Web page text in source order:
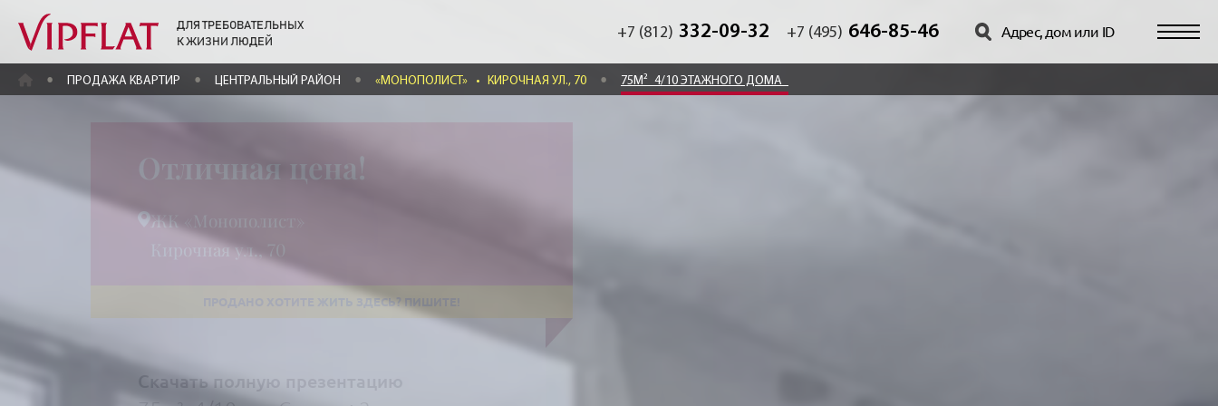
ДЛЯ ТРЕБОВАТЕЛЬНЫХ
К ЖИЗНИ ЛЮДЕЙ
+7 (812) 332-09-32 +7 (495) 646-85-46
ГЛАВНАЯПРОДАЖА КВАРТИР ЦЕНТРАЛЬНЫЙ РАЙОН «МОНОПОЛИСТ» • КИРОЧНАЯ УЛ., 70 75М² 4/10 ЭТАЖНОГО ДОМА
Отличная цена!
ЖК «Монополист»
Кирочная ул., 70
Скачать полную презентацию